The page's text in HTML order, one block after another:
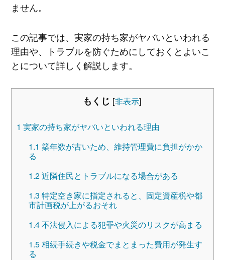
ません。
この記事では、実家の持ち家がヤバいといわれる
理由や、トラブルを防ぐためにしておくとよいこ
とについて詳しく解説します。
もくじ [非表示]
1 実家の持ち家がヤバいといわれる理由
1.1 築年数が古いため、維持管理費に負担がかか
る
1.2近隣住民とトラブルになる場合がある
1.3 特定空き家に指定されると、固定資産税や都
市計画税が上がるおそれ
1.4不法侵入による犯罪や火災のリスクが高まる
1.5相続手続きや税金でまとまった費用が発生す
る